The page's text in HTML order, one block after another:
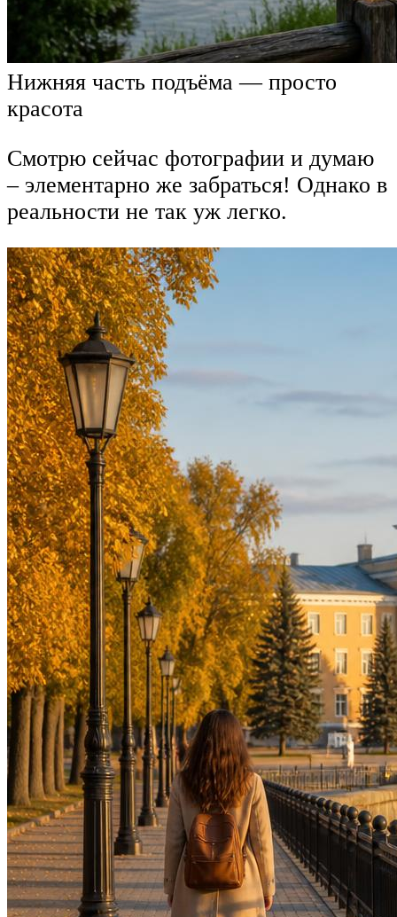
Нижняя часть подъёма — просто
красота
Смотрю сейчас фотографии и думаю
– элементарно же забраться! Однако в
реальности не так уж легко.